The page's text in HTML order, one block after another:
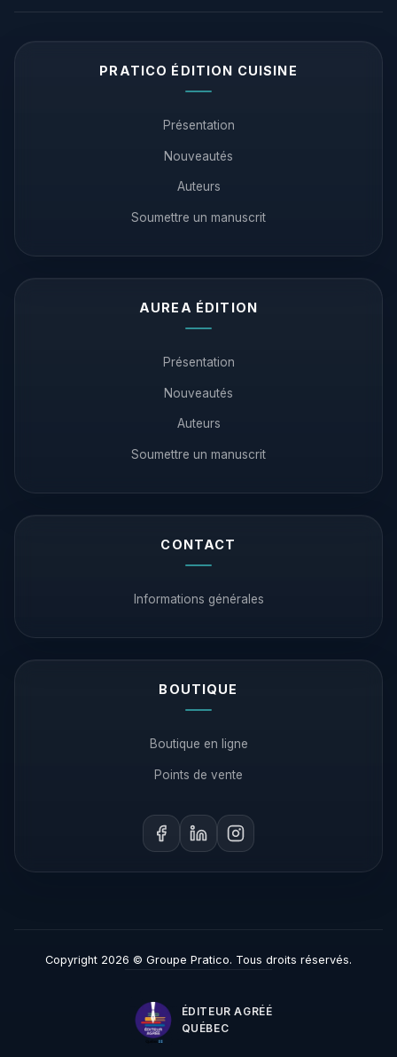
PRATICO ÉDITION CUISINE
Présentation
Nouveautés
Auteurs
Soumettre un manuscrit
AUREA ÉDITION
Présentation
Nouveautés
Auteurs
Soumettre un manuscrit
CONTACT
Informations générales
BOUTIQUE
Boutique en ligne
Points de vente
Copyright 2026 © Groupe Pratico. Tous droits réservés.
ÉDITEUR AGRÉÉ
QUÉBEC